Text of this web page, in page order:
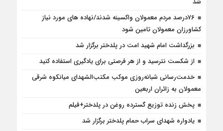
۷۶درصد مردم معمولان واکسینه شدند/نهاده های مورد نیاز
کشاورزان معمولان تامین شود
بزرگداشت امام شهید امت در پلدختر برگزار شد
از شکست نترسید و از هر فرصتی برای یادگیری استفاده کنید
خدمت‌رسانی شبانه‌روزی موکب مکتب‌الشهدای میانکوه شرقی
معمولان به زائران اربعین
پخش زنده توزیع گسترده روغن در پلدختر+فیلم
یادواره شهدای سراب حمام پلدختر برگزار شد